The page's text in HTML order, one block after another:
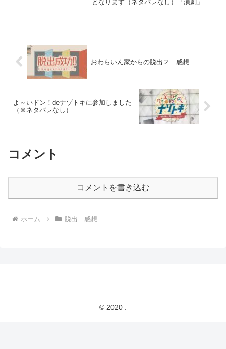
となります（ネタバレなし）「演劇」
おわらいん家からの脱出２ 感想
よ～いドン！deナゾトキに参加しました
（※ネタバレなし）
コメント
コメントを書き込む
ホーム 脱出 感想
© 2020 .